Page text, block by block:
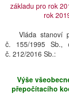
základu pro rok
rok
Vláda stanoví
č. 155/1995 Sb.,
č. 212/2016 Sb.:
Výše
přepočítacího